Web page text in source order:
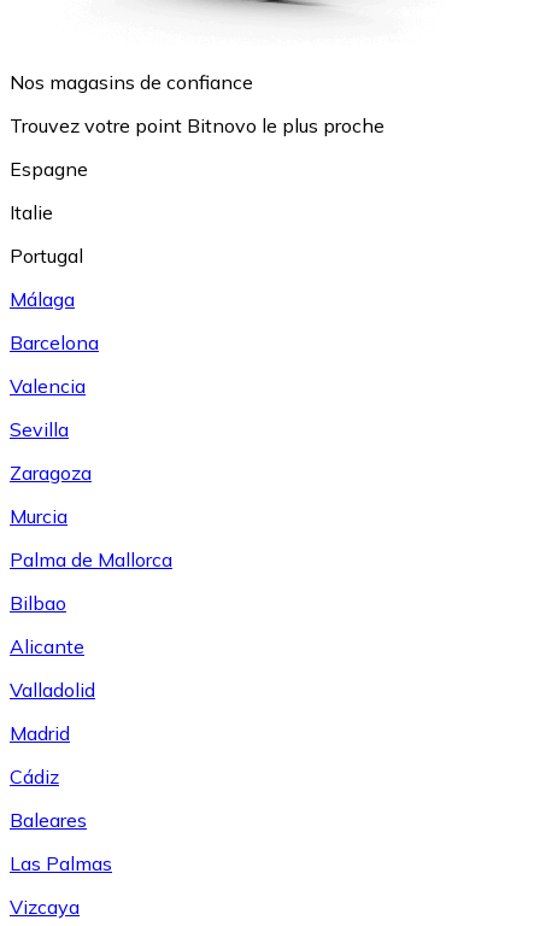
Nos magasins de confiance
Trouvez votre point Bitnovo le plus proche
Espagne
Italie
Portugal
Málaga
Barcelona
Valencia
Sevilla
Zaragoza
Murcia
Palma de Mallorca
Bilbao
Alicante
Valladolid
Madrid
Cádiz
Baleares
Las Palmas
Vizcaya